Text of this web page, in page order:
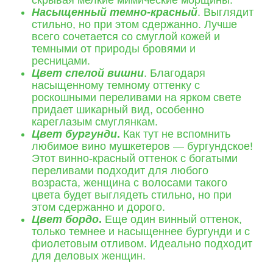
Насыщенный темно-красный. Выглядит
стильно, но при этом сдержанно. Лучше
всего сочетается со смуглой кожей и
темными от природы бровями и
ресницами.
Цвет спелой вишни. Благодаря
насыщенному темному оттенку с
роскошными переливами на ярком свете
придает шикарный вид, особенно
кареглазым смуглянкам.
Цвет бургунди. Как тут не вспомнить
любимое вино мушкетеров — бургундское!
Этот винно-красный оттенок с богатыми
переливами подходит для любого
возраста, женщина с волосами такого
цвета будет выглядеть стильно, но при
этом сдержанно и дорого.
Цвет бордо. Еще один винный оттенок,
только темнее и насыщеннее бургунди и с
фиолетовым отливом. Идеально подходит
для деловых женщин.